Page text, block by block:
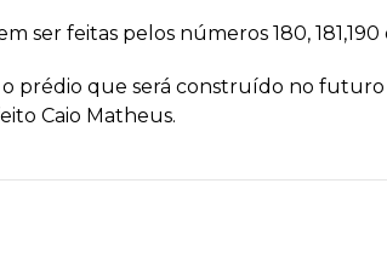
ser feitas pelos números 180, 181,190
prédio que será construído no
Caio Matheus.